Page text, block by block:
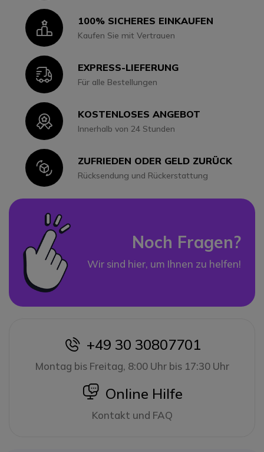
Icon100% SICHERES EINKAUFEN
Kaufen Sie mit Vertrauen
IconEXPRESS-LIEFERUNG
Für alle Bestellungen
IconKOSTENLOSES ANGEBOT
Innerhalb von 24 Stunden
IconZUFRIEDEN ODER GELD ZURÜCK
Rücksendung und Rückerstattung
Noch Fragen?
Wir sind hier, um Ihnen zu helfen!
icon
+49 30 30807701
Montag bis Freitag, 8:00 Uhr bis 17:30 Uhr
icon
Online Hilfe
Kontakt und FAQ